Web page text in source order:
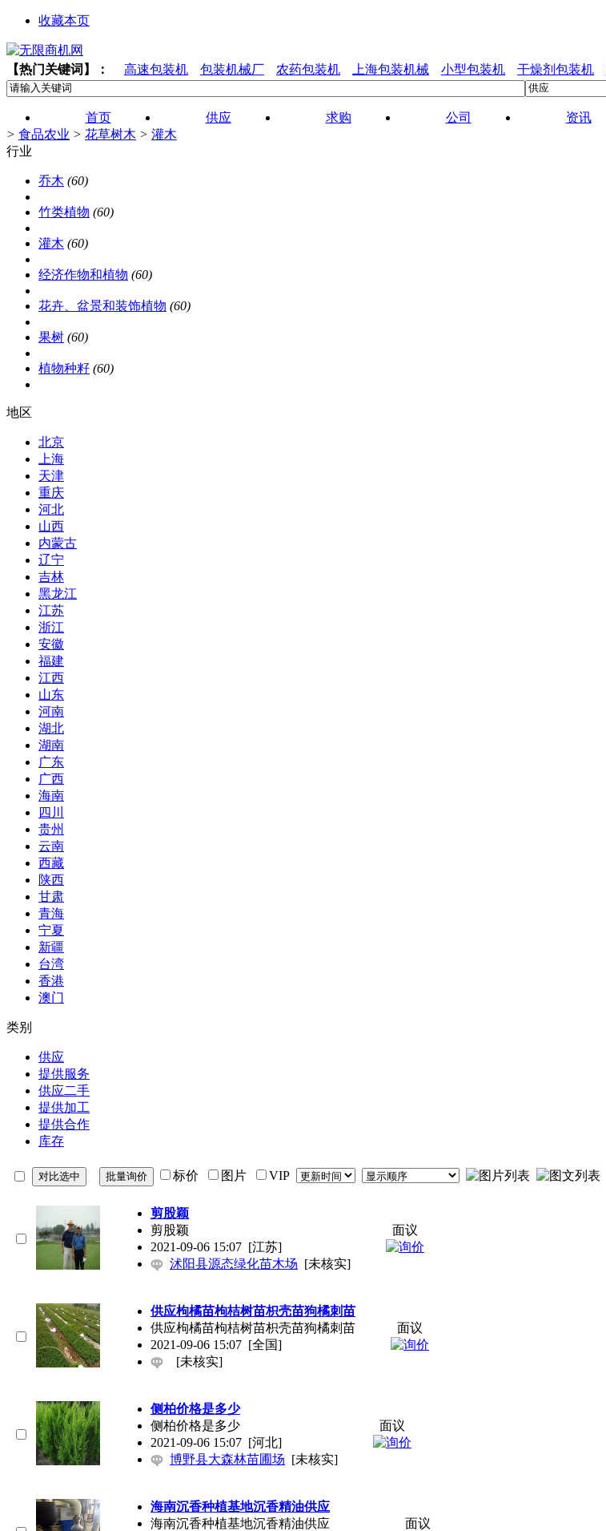
收藏本页
【热门关键词】： 高速包装机 包装机械厂 农药包装机 上海包装机械 小型包装机 干燥剂包装机
首页 供应 求购 公司 资讯
> 食品农业 > 花草树木 > 灌木
行业
乔木 (60)
竹类植物 (60)
灌木 (60)
经济作物和植物 (60)
花卉、盆景和装饰植物 (60)
果树 (60)
植物种籽 (60)
地区
北京
上海
天津
重庆
河北
山西
内蒙古
辽宁
吉林
黑龙江
江苏
浙江
安徽
福建
江西
山东
河南
湖北
湖南
广东
广西
海南
四川
贵州
云南
西藏
陕西
甘肃
青海
宁夏
新疆
台湾
香港
澳门
类别
供应
提供服务
供应二手
提供加工
提供合作
库存
标价 图片 VIP
剪股颖
剪股颖
2021-09-06 15:07 [江苏]
沭阳县源态绿化苗木场 [未核实]
面议
供应枸橘苗枸桔树苗枳壳苗狗橘刺苗
供应枸橘苗枸桔树苗枳壳苗狗橘刺苗
2021-09-06 15:07 [全国]
[未核实]
面议
侧柏价格是多少
侧柏价格是多少
2021-09-06 15:07 [河北]
博野县大森林苗圃场 [未核实]
面议
海南沉香种植基地沉香精油供应
海南沉香种植基地沉香精油供应
面议